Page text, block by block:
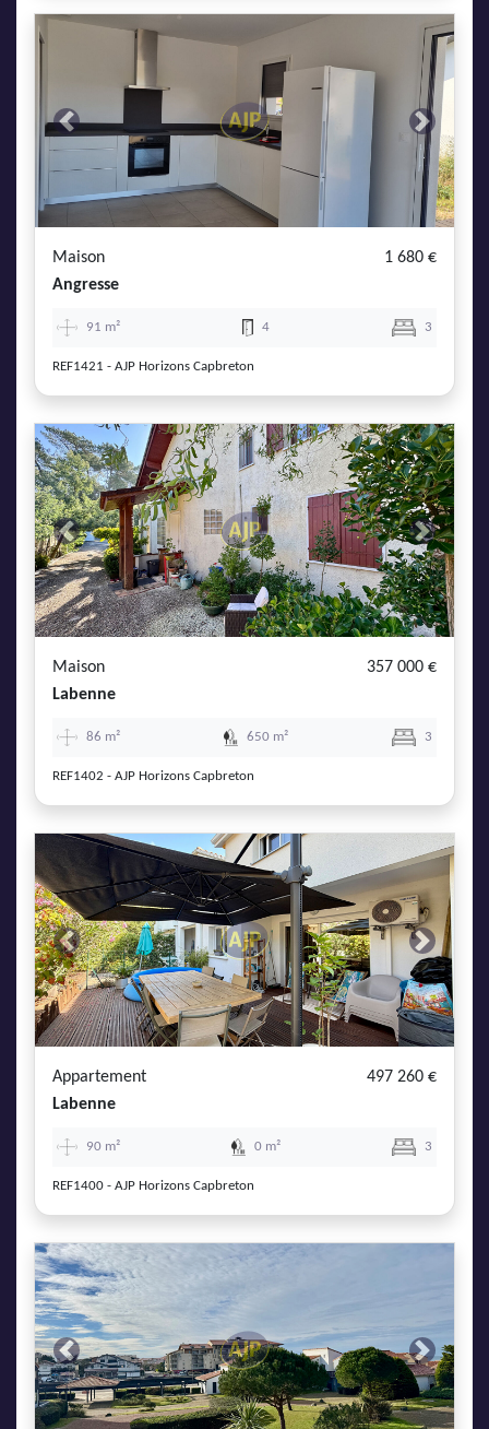
Previous Next
Maison
1 680 €
Angresse
91 m² 4 3
REF1421 - AJP Horizons Capbreton
Previous Next
Maison
357 000 €
Labenne
86 m² 650 m² 3
REF1402 - AJP Horizons Capbreton
Previous Next
Appartement
497 260 €
Labenne
90 m² 0 m² 3
REF1400 - AJP Horizons Capbreton
Previous Next